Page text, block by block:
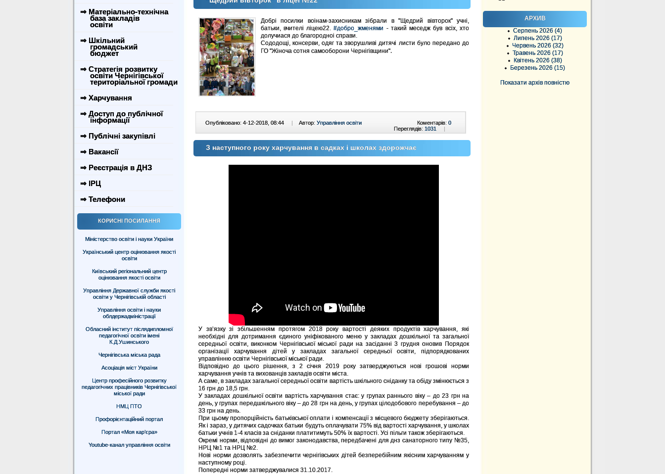
⇒ Матеріально-технічна
база закладів
освіти
⇒ Шкільний
громадський
бюджет
⇒ Стратегія розвитку
освіти Чернігівської
територіальної громади
⇒ Харчування
⇒ Доступ до публічної
інформації
⇒ Публічні закупівлі
⇒ Вакансії
⇒ Реєстрація в ДНЗ
⇒ ІРЦ
⇒ Телефони
КОРИСНІ ПОСИЛАННЯ
Міністерство освіти і науки України
Український центр оцінювання якості
освіти
Київський регіональний центр
оцінювання якості освіти
Управління Державної служби якості
освіти у Чернігівській області
Управління освіти і науки
облдержадміністрації
Обласний інститут післядипломної
педагогічної освіти імені
К.Д.Ушинського
Чернігівська міська рада
Асоціація міст України
Центр професійного розвитку
педагогічних працівників Чернігівської
міської ради
НМЦ ПТО
Профорієнтаційний портал
Портал «Моя кар’єра»
Youtube-канал управління освіти
АРХИВ
Серпень 2026 (4)
Липень 2026 (17)
Червень 2026 (32)
Травень 2026 (17)
Квітень 2026 (38)
Березень 2026 (15)
Показати архів повністю
Добрі посилки воінам-захисникам зібрали в "Щедрий вівторок" учні,
батьки, вчителі ліцею22.#добро_жменями - такий меседж був всіх, хто
долучиася до благородноі справи.
Сододощі, консерви, одяг та зворушливі дитячі листи було передано до
ГО "Жіноча сотня самооборони Чернігівщини".
Опубліковано: 4-12-2018, 08:44 | Автор: Управління освіти Коментарів: 0
Переглядів: 1031 |
З наступного року харчування в садках і школах здорожчає
У зв’язку зі збільшенням протягом 2018 року вартості деяких продуктів харчування, які
необхідні для дотримання єдиного уніфікованого меню у закладах дошкільної та загальної
середньої освіти, виконком Чернігівської міської ради на засіданні 3 грудня оновив Порядок
організації харчування дітей у закладах загальної середньої освіти, підпорядкованих
управлінню освіти Чернігівської міської ради.
Відповідно до цього рішення, з 2 січня 2019 року затверджуються нові грошові норми
харчування учнів та вихованців закладів освіти міста.
А саме, в закладах загальної середньої освіти вартість шкільного сніданку та обіду змінюється з
16 грн до 18,5 грн.
У закладах дошкільної освіти вартість харчування стає: у групах раннього віку – до 23 грн на
день, у групах передшкільного віку – до 28 грн на день, у групах цілодобового перебування – до
33 грн на день.
При цьому пропорційність батьківської оплати і компенсації з місцевого бюджету зберігаються.
Як і зараз, у дитячих садочках батьки будуть оплачувати 75% від вартості харчування, у школах
батьки учнів 1-4 класів за сніданки платитимуть 50% їх вартості. Усі пільги також зберігаються.
Окремі норми, відповідні до вимог законодавства, передбачені для днз санаторного типу №35,
НРЦ №1 та НРЦ №2.
Нові норми дозволять забезпечити чернігівських дітей безперебійним якісним харчуванням у
наступному році.
Попередні норми затверджувалися 31.10.2017.